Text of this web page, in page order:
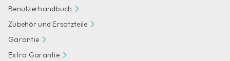
Benutzerhandbuch
Zubehör und Ersatzteile
Garantie
Extra Garantie